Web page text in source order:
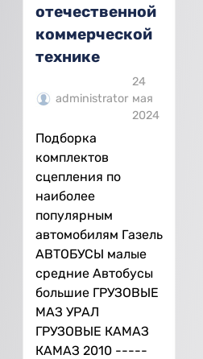
отечественной
коммерческой
технике
administrator
24
мая
2024
Подборка
комплектов
сцепления по
наиболее
популярным
автомобилям Газель
АВТОБУСЫ малые
средние Автобусы
большие ГРУЗОВЫЕ
МАЗ УРАЛ
ГРУЗОВЫЕ КАМАЗ
КАМАЗ 2010 -----